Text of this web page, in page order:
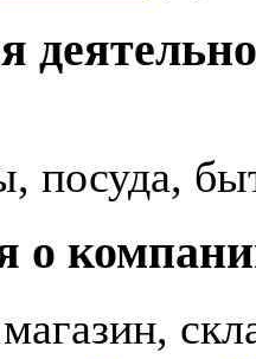
посуда,
о